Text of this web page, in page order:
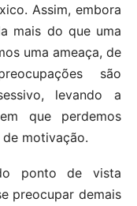
Assim, embora
mais do que uma
uma ameaça, de
são
levando a
que perdemos
motivação.
ponto de vista
preocupar demais